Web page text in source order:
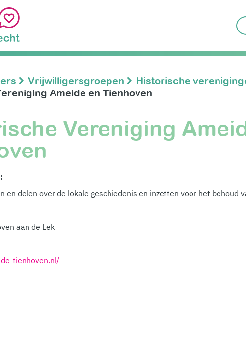
Vrijwilligersgroepen
Historische
Ameide en Tienhoven
Vereniging
en delen over de lokale geschiedenis en inzetten voor het behoud
aan de Lek
tienhoven.nl/